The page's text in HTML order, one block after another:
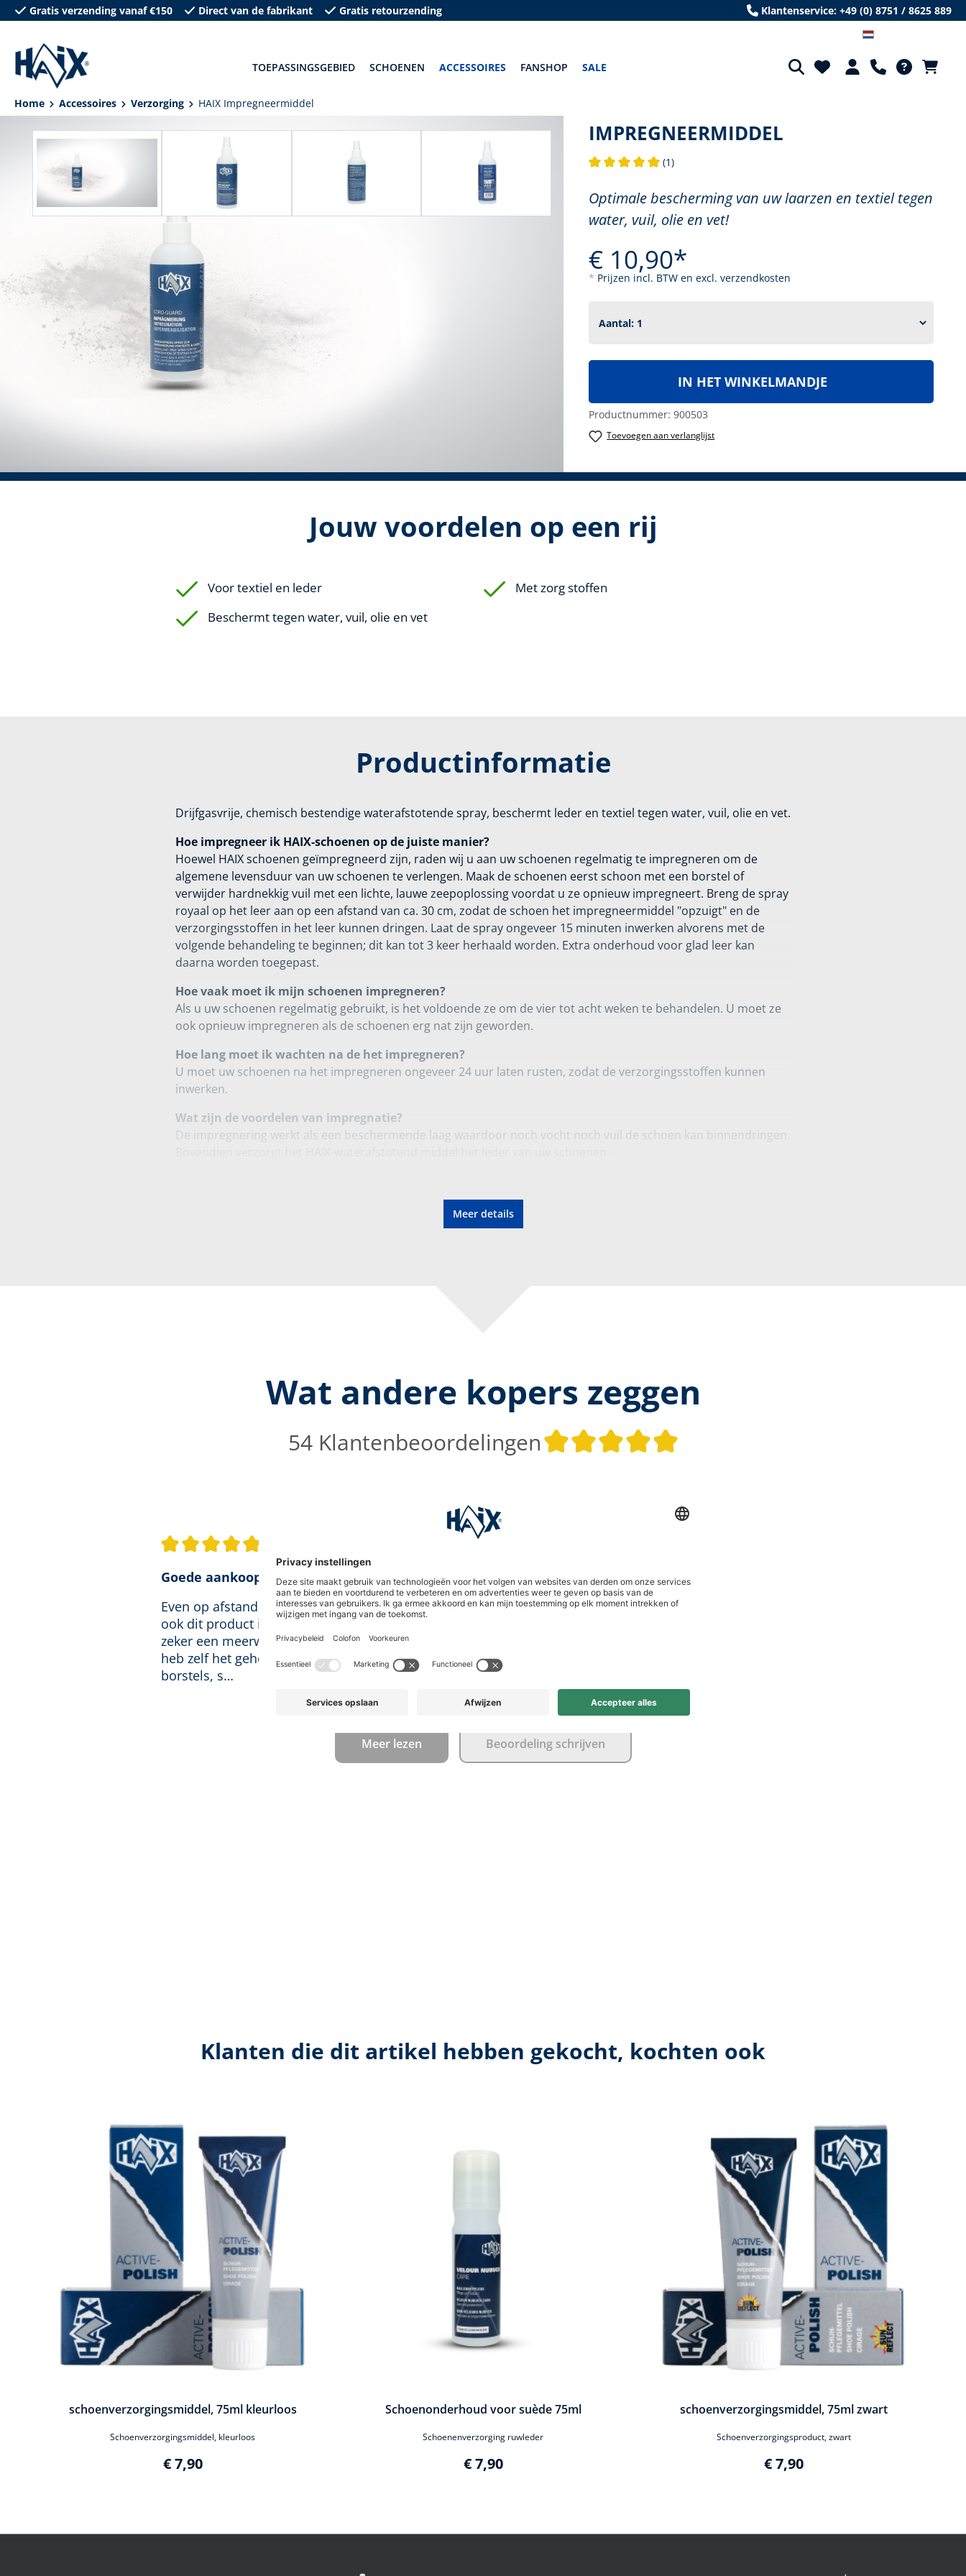
Ga naar de hoofdnavigatie
Gratis verzending vanaf €150 Direct van de fabrikant Gratis retourzending Klantenservice: +49 (0) 8751 / 8625 889
TOEPASSINGSGEBIED SCHOENEN ACCESSOIRES FANSHOP SALE
Home Accessoires Verzorging HAIX Impregneermiddel
IMPREGNEERMIDDEL
(1)
Optimale bescherming van uw laarzen en textiel tegen
water, vuil, olie en vet!
€ 10,90*
* Prijzen incl. BTW en excl. verzendkosten
IN HET WINKELMANDJE
Productnummer: 900503
Toevoegen aan verlanglijst
Jouw voordelen op een rij
Voor textiel en leder
Met zorg stoffen
Beschermt tegen water, vuil, olie en vet
Productinformatie
Drijfgasvrije, chemisch bestendige waterafstotende spray, beschermt leder en textiel tegen water, vuil, olie en vet.
Hoe impregneer ik HAIX-schoenen op de juiste manier?
Hoewel HAIX schoenen geïmpregneerd zijn, raden wij u aan uw schoenen regelmatig te impregneren om de
algemene levensduur van uw schoenen te verlengen. Maak de schoenen eerst schoon met een borstel of
verwijder hardnekkig vuil met een lichte, lauwe zeepoplossing voordat u ze opnieuw impregneert. Breng de spray
royaal op het leer aan op een afstand van ca. 30 cm, zodat de schoen het impregneermiddel "opzuigt" en de
verzorgingsstoffen in het leer kunnen dringen. Laat de spray ongeveer 15 minuten inwerken alvorens met de
volgende behandeling te beginnen; dit kan tot 3 keer herhaald worden. Extra onderhoud voor glad leer kan
daarna worden toegepast.
Hoe vaak moet ik mijn schoenen impregneren?
Als u uw schoenen regelmatig gebruikt, is het voldoende ze om de vier tot acht weken te behandelen. U moet ze
ook opnieuw impregneren als de schoenen erg nat zijn geworden.
Hoe lang moet ik wachten na de het impregneren?
U moet uw schoenen na het impregneren ongeveer 24 uur laten rusten, zodat de verzorgingsstoffen kunnen
inwerken.
Wat zijn de voordelen van impregnatie?
De impregnering werkt als een beschermende laag waardoor noch vocht noch vuil de schoen kan binnendringen.
Het GORE-TEX membraan bevindt zich onder het bovenmateriaal en voorkomt dat vocht doordringt aan de
binnenkant van de schoen. De waterafstotende spray maakt het bovendeel ook waterdicht en vuilafstotend.
Meer details
Wat andere kopers zeggen
54 Klantenbeoordelingen Gemiddelde waardering
Gemiddelde waardering van 5 van 5 sterren
Goede aankoop
Even op afstand aanbrengen en in laten trekken
ook dit product is goed te verwerken en gaat
zeker een meerwaarde geven op je schoenen
heb zelf het gehele assortiment aangeschaft
borstels, s…
Meer lezen Beoordeling schrijven
Klanten die dit artikel hebben gekocht, kochten ook
schoenverzorgingsmiddel, 75ml kleurloos
Schoenverzorgingsmiddel, kleurloos
€ 7,90
Schoenonderhoud voor suède 75ml
Schoenenverzorging ruwleder
€ 7,90
schoenverzorgingsmiddel, 75ml zwart
Schoenverzorgingsproduct, zwart
€ 7,90